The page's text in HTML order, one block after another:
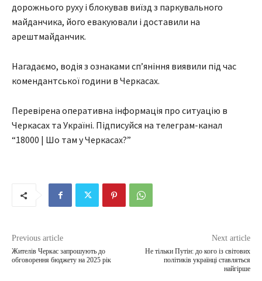
дорожнього руху і блокував виїзд з паркувального
майданчика, його евакуювали і доставили на
арештмайданчик.
Нагадаємо, водія з ознаками сп’яніння виявили під час
комендантської години в Черкасах.
Перевірена оперативна інформація про ситуацію в
Черкасах та Україні. Підписуйся на телеграм-канал
“18000 | Шо там у Черкасах?”
Previous article
Жителів Черкас запрошують до
обговорення бюджету на 2025 рік
Next article
Не тільки Путін: до кого із світових
політиків українці ставляться
найгірше